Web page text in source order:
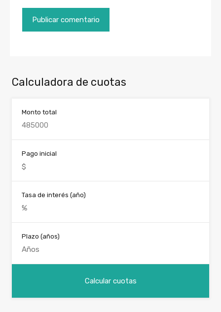
Calculadora de cuotas
Monto total
Pago inicial
Tasa de interés (año)
Plazo (años)